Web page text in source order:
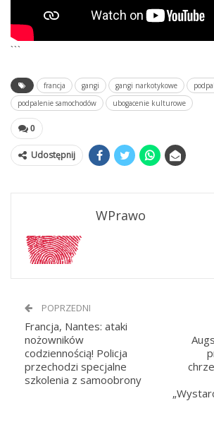
```
francja gangi gangi narkotykowe
podpalenie samochodów
ubogacenie kulturowe
0
Udostępnij
WPrawo
POPRZEDNI
Francja, Nantes: ataki
nożowników
codziennością! Policja
przechodzi specjalne
szkolenia z samoobrony